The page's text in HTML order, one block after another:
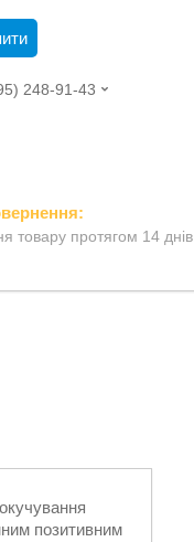
248-91-43
товару протягом 14 днів
позитивним